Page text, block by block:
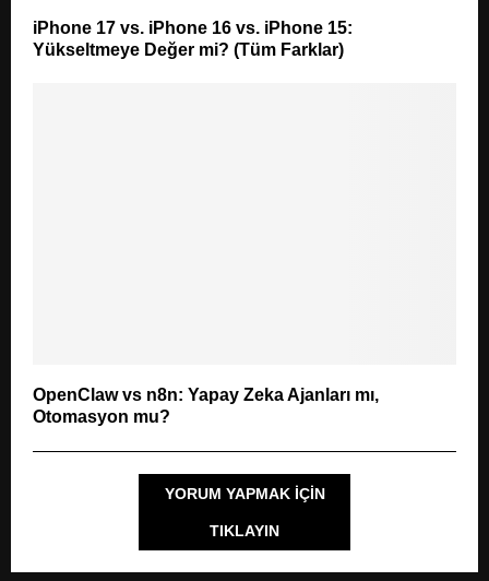
iPhone 17 vs. iPhone 16 vs. iPhone 15:
Yükseltmeye Değer mi? (Tüm Farklar)
OpenClaw vs n8n: Yapay Zeka Ajanları mı,
Otomasyon mu?
YORUM YAPMAK IÇIN
TIKLAYIN